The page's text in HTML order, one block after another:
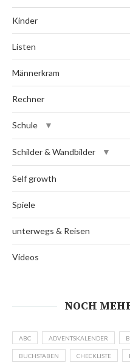
Kinder
Listen
Männerkram
Rechner
Schule
Schilder & Wandbilder
Self growth
Spiele
unterwegs & Reisen
Videos
NOCH
ABC ADVENTSKALENDER
BUCHSTABEN CHECKLISTE